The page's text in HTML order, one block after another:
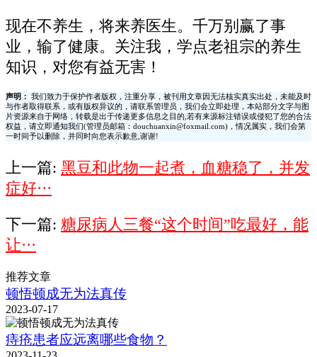
现在不养生，将来养医生。千万别赢了事
业，输了健康。关注我，学点老祖宗的养生
知识，对您有益无害！
声明：
我们致力于保护作者版权，注重分享，被刊用文章因无法核实真实出处，未能及时
与作者取得联系，或有版权异议的，请联系管理员，我们会立即处理，本站部分文字与图
片资源来自于网络，转载是出于传递更多信息之目的,若有来源标注错误或侵犯了您的合法
权益，请立即通知我们(管理员邮箱：douchuanxin@foxmail.com)，情况属实，我们会第
一时间予以删除，并同时向您表示歉意,谢谢!
上一篇: 黑豆和此物一起煮，血糖稳了，并发
症好···
下一篇: 糖尿病人三餐“这个时间”吃最好，能
让···
推荐文章
顿悟顿成无为法真传
2023-07-17
痔疮患者应远离哪些食物？